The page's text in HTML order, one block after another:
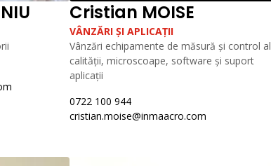
Cristian MOISE
VÂNZĂRI ȘI APLICAȚII
Vânzări echipamente de măsură și control al
calității, microscoape, software și suport
aplicații
0722 100 944
cristian.moise@inmaacro.com